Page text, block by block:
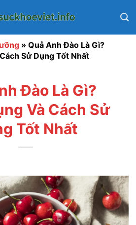
» Quả Anh Đào Là Gì?
Sử Dụng Tốt Nhất
Đào Là Gì?
Và Cách Sử
Tốt Nhất